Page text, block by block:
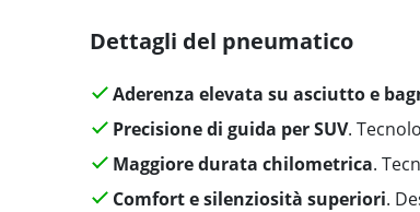
Dettagli del pneumatico
Aderenza elevata su asciutto e
Precisione di guida per SUV.
Maggiore durata chilometrica.
Comfort e silenziosità superiori.